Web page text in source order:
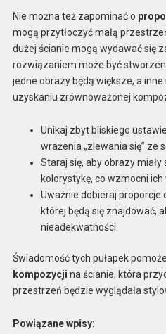
Nie można też zapominać o
mogą przytłoczyć małą
dużej ścianie mogą wydawać się
rozwiązaniem może być
jedne obrazy będą większe, a
uzyskaniu zrównoważonej
Unikaj zbyt bliskiego
wrażenia „zlewania się” ze
Staraj się, aby obrazy
kolorystykę, co wzmocni ich
Uważnie dobieraj
której będą się znajdować,
nieadekwatności.
Świadomość tych pułapek
kompozycji na ścianie, która
przestrzeń będzie wyglądała
Powiązane wpisy: